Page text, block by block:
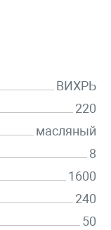
ВИХРЬ
220
масляный
8
1600
240
50